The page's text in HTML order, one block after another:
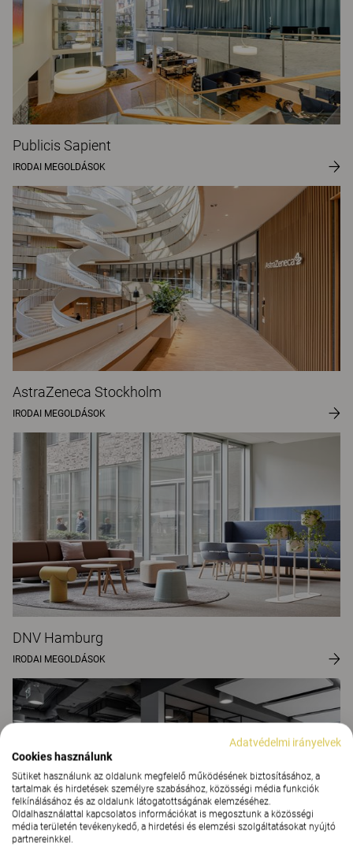
Publicis Sapient
IRODAI MEGOLDÁSOK
AstraZeneca Stockholm
IRODAI MEGOLDÁSOK
DNV Hamburg
IRODAI MEGOLDÁSOK
Adatvédelmi irányelvek
Cookies használunk
Sütiket használunk az oldalunk megfelelő működésének biztosításához, a
tartalmak és hirdetések személyre szabásához, közösségi média funkciók
felkínálásához és az oldalunk látogatottságának elemzéséhez.
Oldalhasználattal kapcsolatos információkat is megosztunk a közösségi
média területén tevékenykedő, a hirdetési és elemzési szolgáltatásokat nyújtó
partnereinkkel.